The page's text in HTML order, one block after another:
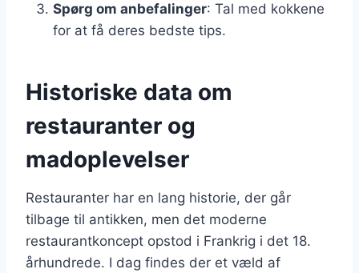
Spørg om anbefalinger: Tal med kokkene
for at få deres bedste tips.
Historiske data om
restauranter og
madoplevelser
Restauranter har en lang historie, der går
tilbage til antikken, men det moderne
restaurantkoncept opstod i Frankrig i det 18.
århundrede. I dag findes der et væld af